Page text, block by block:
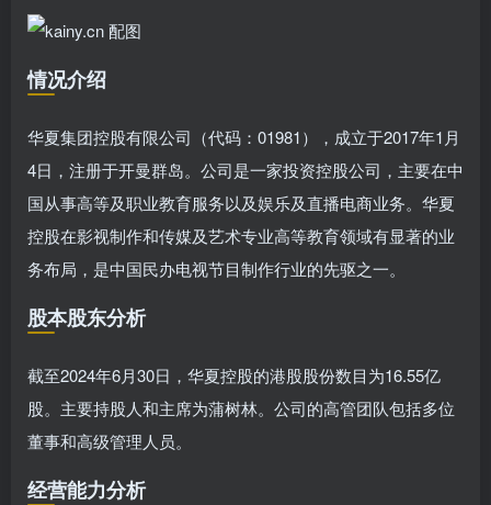
情况介绍
华夏集团控股有限公司（代码：01981），成立于2017年1月
4日，注册于开曼群岛。公司是一家投资控股公司，主要在中
国从事高等及职业教育服务以及娱乐及直播电商业务。华夏
控股在影视制作和传媒及艺术专业高等教育领域有显著的业
务布局，是中国民办电视节目制作行业的先驱之一。
股本股东分析
截至2024年6月30日，华夏控股的港股股份数目为16.55亿
股。主要持股人和主席为蒲树林。公司的高管团队包括多位
董事和高级管理人员。
经营能力分析